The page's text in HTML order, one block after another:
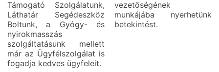
Támogató Szolgálatunk,
Láthatár Segédeszköz
Boltunk, a Gyógy- és
nyirokmasszás
szolgáltatásunk mellett
már az Ügyfélszolgálat is
fogadja kedves ügyfeleit.
vezetőségének
munkájába nyerhetünk
betekintést.